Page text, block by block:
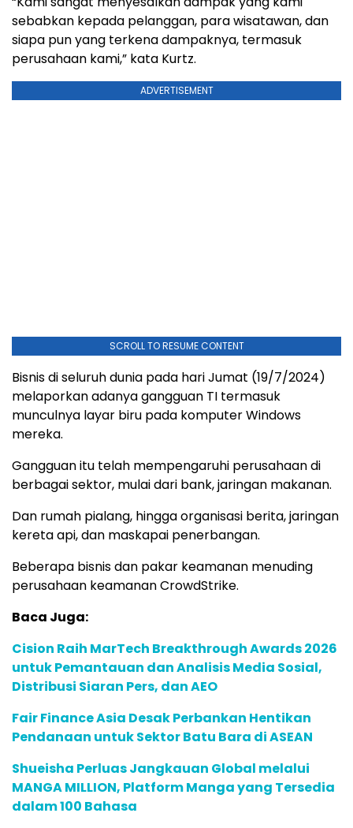
sebabkan kepada pelanggan, para wisatawan, dan
siapa pun yang terkena dampaknya, termasuk
perusahaan kami,” kata Kurtz.
ADVERTISEMENT
SCROLL TO RESUME CONTENT
Bisnis di seluruh dunia pada hari Jumat (19/7/2024)
melaporkan adanya gangguan TI termasuk
munculnya layar biru pada komputer Windows
mereka.
Gangguan itu telah mempengaruhi perusahaan di
berbagai sektor, mulai dari bank, jaringan makanan.
Dan rumah pialang, hingga organisasi berita, jaringan
kereta api, dan maskapai penerbangan.
Beberapa bisnis dan pakar keamanan menuding
perusahaan keamanan CrowdStrike.
Baca Juga:
Cision Raih MarTech Breakthrough Awards 2026
untuk Pemantauan dan Analisis Media Sosial,
Distribusi Siaran Pers, dan AEO
Fair Finance Asia Desak Perbankan Hentikan
Pendanaan untuk Sektor Batu Bara di ASEAN
Shueisha Perluas Jangkauan Global melalui
MANGA MILLION, Platform Manga yang Tersedia
dalam 100 Bahasa